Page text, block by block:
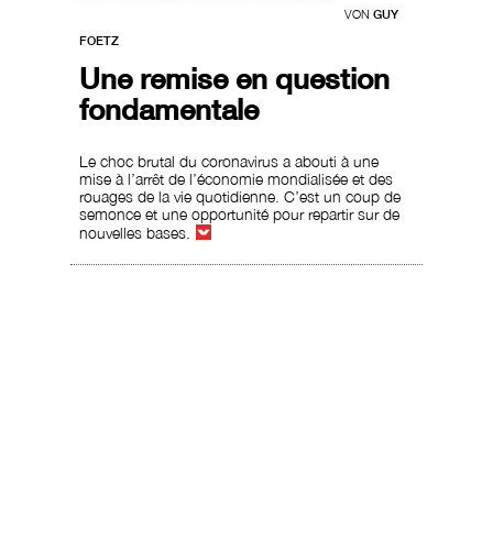
VON GUY
FOETZ
Une remise en question
fondamentale
Le choc brutal du coronavirus a abouti à une
mise à l’arrêt de l’économie mondialisée et des
rouages de la vie quotidienne. C’est un coup de
semonce et une opportunité pour repartir sur de
nouvelles bases.